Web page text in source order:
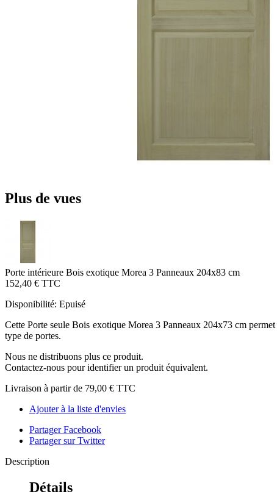
Plus de vues
Porte intérieure Bois exotique Morea 3 Panneaux 204x83 cm
152,40 € TTC
Disponibilité: Epuisé
Cette Porte seule Bois exotique Morea 3 Panneaux 204x73 cm
type de portes.
Nous ne distribuons plus ce produit.
Contactez-nous pour identifier un produit équivalent.
Livraison à partir de 79,00 € TTC
Ajouter à la liste d'envies
Partager Facebook
Partager sur Twitter
Description
Détails